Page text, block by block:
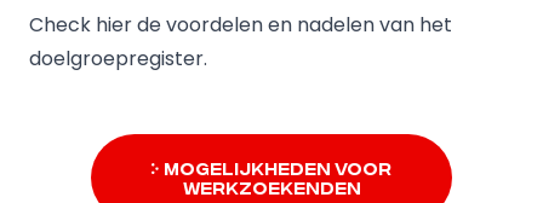
Check hier de voordelen en nadelen van het
doelgroepregister.
Mogelijkheden voor
werkzoekenden